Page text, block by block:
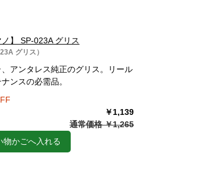
ノ】 SP-023A グリス
グリス）
、アンタレス純正のグリス。リール
ナンスの必需品。
￥1,139
通常価格 ￥1,265
物かごへ入れる